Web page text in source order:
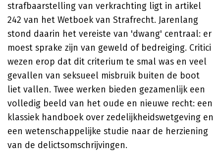
strafbaarstelling van verkrachting ligt in artikel
242 van het Wetboek van Strafrecht. Jarenlang
stond daarin het vereiste van 'dwang' centraal: er
moest sprake zijn van geweld of bedreiging. Critici
wezen erop dat dit criterium te smal was en veel
gevallen van seksueel misbruik buiten de boot
liet vallen. Twee werken bieden gezamenlijk een
volledig beeld van het oude en nieuwe recht: een
klassiek handboek over zedelijkheidswetgeving en
een wetenschappelijke studie naar de herziening
van de delictsomschrijvingen.